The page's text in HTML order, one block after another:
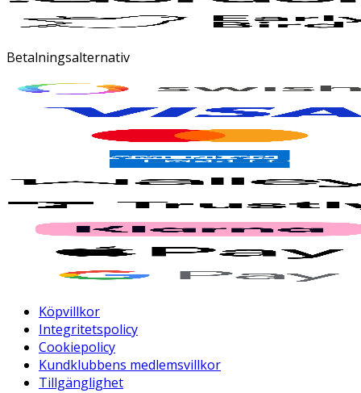
Betalningsalternativ
Köpvillkor
Integritetspolicy
Cookiepolicy
Kundklubbens medlemsvillkor
Tillgänglighet